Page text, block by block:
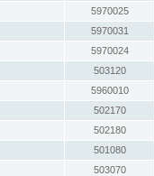
5970025
5970031
5970024
503120
5960010
502170
502180
501080
503070